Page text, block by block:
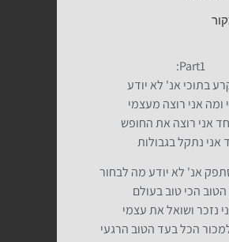
Part1:
בתוכי אנ' לא יודע
ומה אני רוצה מעצמי
אני רוצה את החופש
אני נתקל בגבולות
אנ' לא יודע מה לבחור
הטוב הכי טוב בעולם
נזכר ושואל את עצמי
הכל בעד הטוב הרגעי